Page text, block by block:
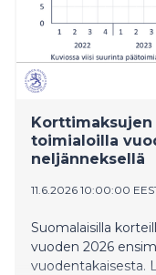
Korttimaksujen
toimialoilla
neljänneksellä
11.6.2026 10:00:00
Suomalaisilla
vuoden 2026
vuodentakaisesta.